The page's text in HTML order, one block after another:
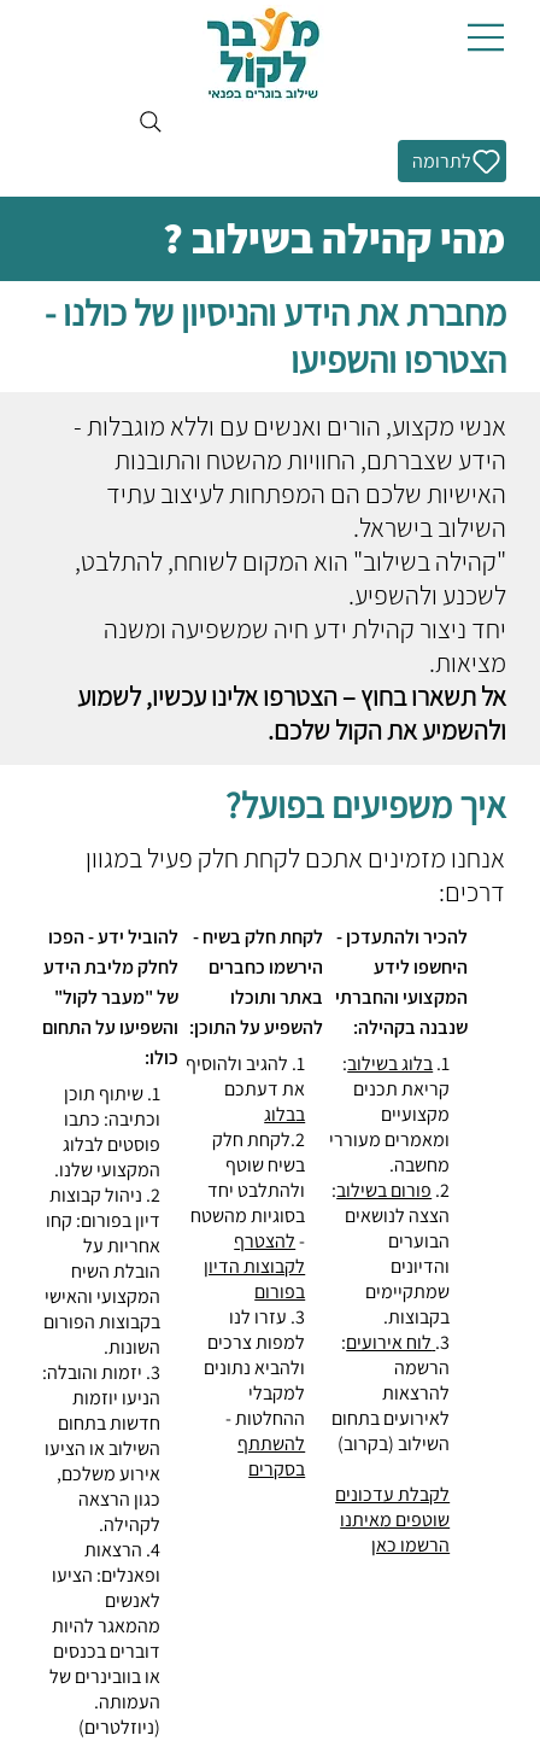
לתרומה
מהי קהילה בשילוב ?
מחברת את הידע והניסיון של כולנו -
הצטרפו והשפיעו
אנשי מקצוע, הורים ואנשים עם וללא מוגבלות -
הידע שצברתם, החוויות מהשטח והתובנות
האישיות שלכם הם המפתחות לעיצוב עתיד
השילוב בישראל.
"קהילה בשילוב" הוא המקום לשוחח, להתלבט,
לשכנע ולהשפיע.
יחד ניצור קהילת ידע חיה שמשפיעה ומשנה
מציאות.
אל תשארו בחוץ – הצטרפו אלינו עכשיו, לשמוע
ולהשמיע את הקול שלכם.
איך משפיעים בפועל?
אנחנו מזמינים אתכם לקחת חלק פעיל במגוון
דרכים:
להכיר ולהתעדכן -
היחשפו לידע
המקצועי והחברתי
שנבנה בקהילה:
1. בלוג בשילוב:
קריאת תכנים
מקצועיים
ומאמרים מעוררי
מחשבה.
2. פורום בשילוב:
הצצה לנושאים
הבוערים
והדיונים
שמתקיימים
בקבוצות.
3. לוח אירועים:
הרשמה
להרצאות
לאירועים בתחום
השילוב (בקרוב)
לקבלת עדכונים
שוטפים מאיתנו
הרשמו כאן
לקחת חלק בשיח -
הירשמו כחברים
באתר ותוכלו
להשפיע על התוכן:
1. להגיב ולהוסיף
את דעתכם
בבלוג
2.לקחת חלק
בשיח שוטף
ולהתלבט יחד
בסוגיות מהשטח
-להצטרף
לקבוצות הדיון
בפורום
3. עזרו לנו
למפות צרכים
ולהביא נתונים
למקבלי
ההחלטות -
להשתתף
בסקרים
להוביל ידע - הפכו
לחלק מליבת הידע
של "מעבר לקול"
והשפיעו על התחום
כולו:
1. שיתוף תוכן
וכתיבה: כתבו
פוסטים לבלוג
המקצועי שלנו.
2. ניהול קבוצות
דיון בפורום: קחו
אחריות על
הובלת השיח
המקצועי והאישי
בקבוצות הפורום
השונות.
3. יזמות והובלה:
הניעו יוזמות
חדשות בתחום
השילוב או הציעו
אירוע משלכם,
כגון הרצאה
לקהילה.
4. הרצאות
ופאנלים: הציעו
לאנשים
מהמאגר להיות
דוברים בכנסים
או בוובינרים של
העמותה.
(ניוזלטרים)